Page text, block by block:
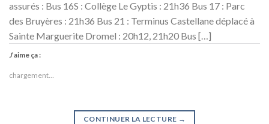
assurés : Bus 16S : Collège Le Gyptis : 21h36 Bus 17 : Parc
des Bruyères : 21h36 Bus 21 : Terminus Castellane déplacé à
Sainte Marguerite Dromel : 20h12, 21h20 Bus […]
J’aime ça :
chargement…
CONTINUER LA LECTURE →